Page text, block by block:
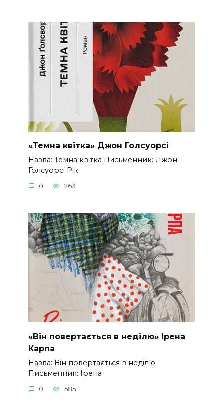
«Темна квітка» Джон Голсуорсі
Назва: Темна квітка Письменник: Джон
Голсуорсі Рік
0 263
«Він повертається в неділю» Ірена
Карпа
Назва: Він повертається в неділю
Письменник: Ірена
0 585